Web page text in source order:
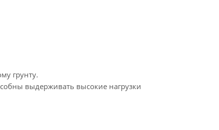
грунту.
выдерживать высокие нагрузки